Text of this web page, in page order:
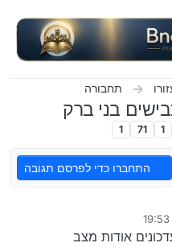
תחבורה
בני ברק
1
71
1
התחברו כדי לפרסם תגובה
אודות מצב